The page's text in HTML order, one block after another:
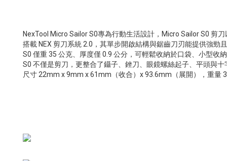
NexTool Micro Sailor S0專為行動生活設計，Micro Sailor S0 剪
搭載 NEX 剪刀系統 2.0，其單步開啟結構與鋸齒刀刃能提供強
S0 僅重 35 公克、厚度僅 0.9 公分，可輕鬆收納於口袋、小型
S0 不僅是剪刀，更整合了鑷子、銼刀、眼鏡螺絲起子、平頭與
尺寸 22mm x 9mm x 61mm（收合）x 93.6mm（展開），重量